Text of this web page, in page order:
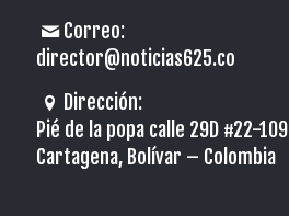
Correo:
director@noticias625.co
Dirección:
Pié de la popa calle 29D #22-109
Cartagena, Bolívar – Colombia